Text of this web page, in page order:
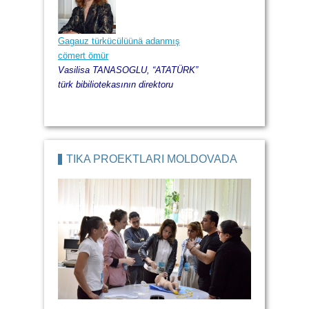
Gagauz türkücülüünä adanmış
cömert ömür
Vasilisa TANASOGLU, “ATATÜRK”
türk bibiliotekasının direktoru
TİKA PROEKTLARI MOLDOVADA
Moldova dışişleri ministerstvsunun